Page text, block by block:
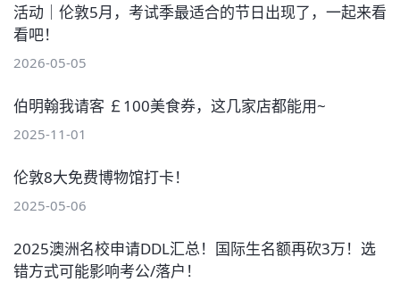
活动｜伦敦5月，考试季最适合的节日出现了，一起来看
看吧！
2026-05-05
伯明翰我请客 ￡100美食券，这几家店都能用~
2025-11-01
伦敦8大免费博物馆打卡！
2025-05-06
2025澳洲名校申请DDL汇总！国际生名额再砍3万！选
错方式可能影响考公/落户！